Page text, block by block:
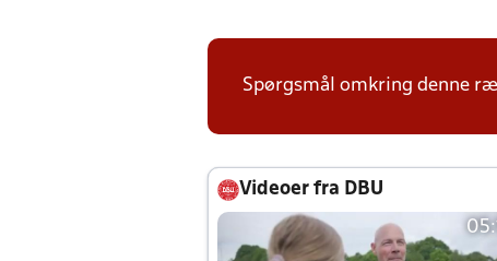
Spørgsmål omkring denne
Videoer fra DBU